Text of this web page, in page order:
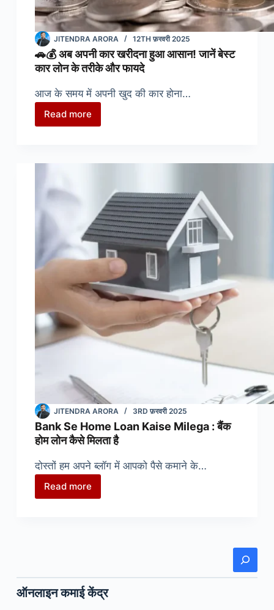
JITENDRA ARORA 12TH फ़रवरी 2025
🚗💰 अब अपनी कार खरीदना हुआ आसान! जानें बेस्ट
कार लोन के तरीके और फायदे
आज के समय में अपनी खुद की कार होना…
Read more
🚗
खरीदना
आसान!
जानें
बेस्ट
कार
लोन
और
फायदे
JITENDRA ARORA 3RD फ़रवरी 2025
Bank Se Home Loan Kaise Milega : बैंक
होम लोन कैसे मिलता है
दोस्तों हम अपने ब्लॉग में आपको पैसे कमाने के…
Read more
Bank
:
बैंक
ऑनलाइन कमाई केंद्र